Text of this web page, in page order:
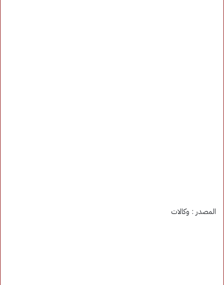
المصدر : وكالات